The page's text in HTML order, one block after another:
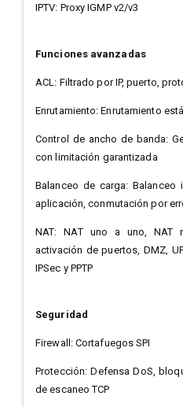
IPTV: Proxy IGMP v2/v3
Funciones avanzadas
ACL: Filtrado por IP, puerto,
Enrutamiento: Enrutamiento
Control de ancho de banda:
con limitación garantizada
Balanceo de carga:
aplicación, conmutación por
NAT: NAT uno a uno, NAT
activación de puertos, DMZ,
IPSec y PPTP
Seguridad
Firewall: Cortafuegos SPI
Protección: Defensa DoS,
de escaneo TCP